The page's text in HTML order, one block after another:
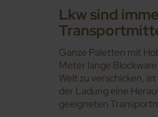
Lkw sind
Ganze Paletten mit
Meter lange Blockware
Welt zu verschicken,
der Ladung eine
geeigneten